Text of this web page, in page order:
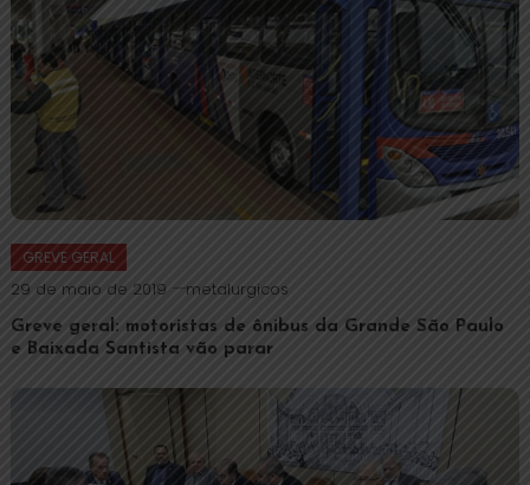
GREVE GERAL
29 de maio de 2019 metalurgicos
Greve geral: motoristas de ônibus da Grande São Paulo
e Baixada Santista vão parar